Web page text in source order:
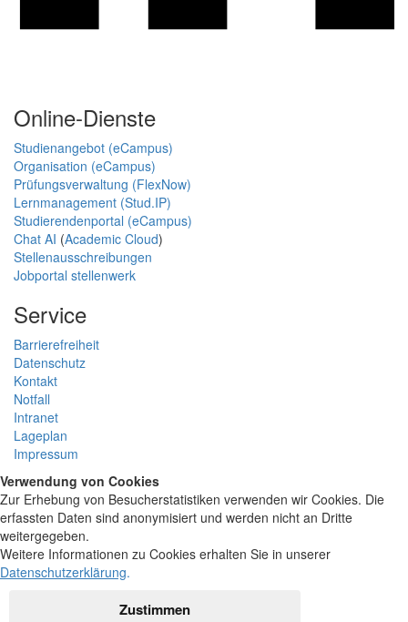
Online-Dienste
Studienangebot (eCampus)
Organisation (eCampus)
Prüfungsverwaltung (FlexNow)
Lernmanagement (Stud.IP)
Studierendenportal (eCampus)
Chat AI (Academic Cloud)
Stellenausschreibungen
Jobportal stellenwerk
Service
Barrierefreiheit
Datenschutz
Kontakt
Notfall
Intranet
Lageplan
Impressum
Verwendung von Cookies
Zur Erhebung von Besucherstatistiken verwenden wir Cookies. Die
erfassten Daten sind anonymisiert und werden nicht an Dritte
weitergegeben.
Weitere Informationen zu Cookies erhalten Sie in unserer
Datenschutzerklärung.
Zustimmen